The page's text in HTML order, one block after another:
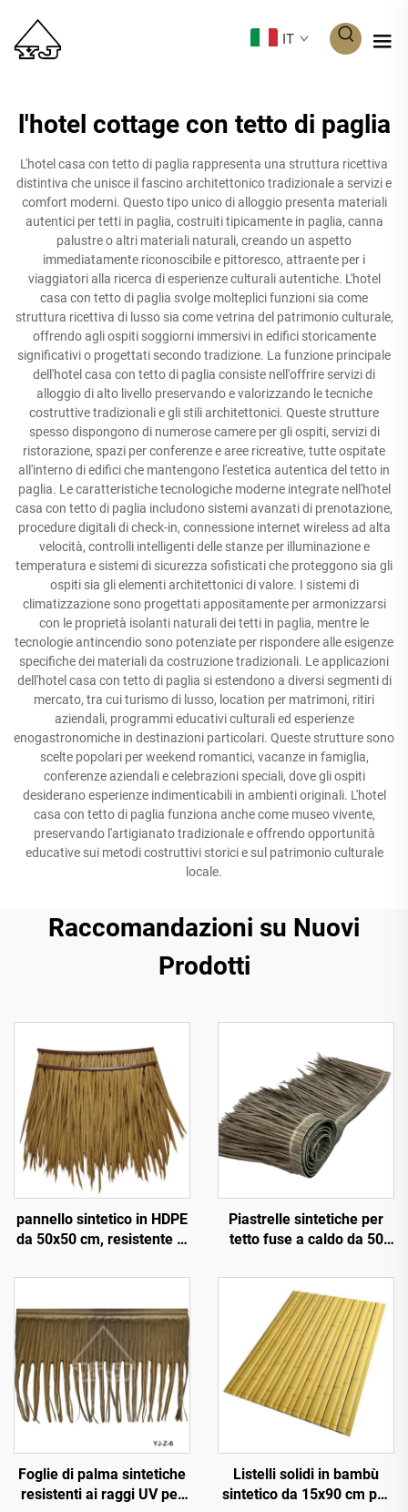
IT
l'hotel cottage con tetto di paglia
L'hotel casa con tetto di paglia rappresenta una struttura ricettiva
distintiva che unisce il fascino architettonico tradizionale a servizi e
comfort moderni. Questo tipo unico di alloggio presenta materiali
autentici per tetti in paglia, costruiti tipicamente in paglia, canna
palustre o altri materiali naturali, creando un aspetto
immediatamente riconoscibile e pittoresco, attraente per i
viaggiatori alla ricerca di esperienze culturali autentiche. L'hotel
casa con tetto di paglia svolge molteplici funzioni sia come
struttura ricettiva di lusso sia come vetrina del patrimonio culturale,
offrendo agli ospiti soggiorni immersivi in edifici storicamente
significativi o progettati secondo tradizione. La funzione principale
dell'hotel casa con tetto di paglia consiste nell'offrire servizi di
alloggio di alto livello preservando e valorizzando le tecniche
costruttive tradizionali e gli stili architettonici. Queste strutture
spesso dispongono di numerose camere per gli ospiti, servizi di
ristorazione, spazi per conferenze e aree ricreative, tutte ospitate
all'interno di edifici che mantengono l'estetica autentica del tetto in
paglia. Le caratteristiche tecnologiche moderne integrate nell'hotel
casa con tetto di paglia includono sistemi avanzati di prenotazione,
procedure digitali di check-in, connessione internet wireless ad alta
velocità, controlli intelligenti delle stanze per illuminazione e
temperatura e sistemi di sicurezza sofisticati che proteggono sia gli
ospiti sia gli elementi architettonici di valore. I sistemi di
climatizzazione sono progettati appositamente per armonizzarsi
con le proprietà isolanti naturali dei tetti in paglia, mentre le
tecnologie antincendio sono potenziate per rispondere alle esigenze
specifiche dei materiali da costruzione tradizionali. Le applicazioni
dell'hotel casa con tetto di paglia si estendono a diversi segmenti di
mercato, tra cui turismo di lusso, location per matrimoni, ritiri
aziendali, programmi educativi culturali ed esperienze
enogastronomiche in destinazioni particolari. Queste strutture sono
scelte popolari per weekend romantici, vacanze in famiglia,
conferenze aziendali e celebrazioni speciali, dove gli ospiti
desiderano esperienze indimenticabili in ambienti originali. L'hotel
casa con tetto di paglia funziona anche come museo vivente,
preservando l'artigianato tradizionale e offrendo opportunità
educative sui metodi costruttivi storici e sul patrimonio culturale
locale.
Raccomandazioni su Nuovi
Prodotti
pannello sintetico in HDPE
da 50x50 cm, resistente ai
tetti di resort tropicali
Piastrelle sintetiche per
tetto fuse a caldo da 50
fuoco migliorata
Foglie di palma sintetiche
resistenti ai raggi UV per
Listelli solidi in bambù
sintetico da 15x90 cm per